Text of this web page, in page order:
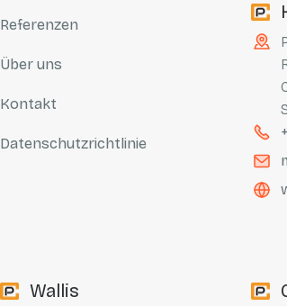
Referenzen
Über uns
Kontakt
Datenschutzrichtlinie
Wallis